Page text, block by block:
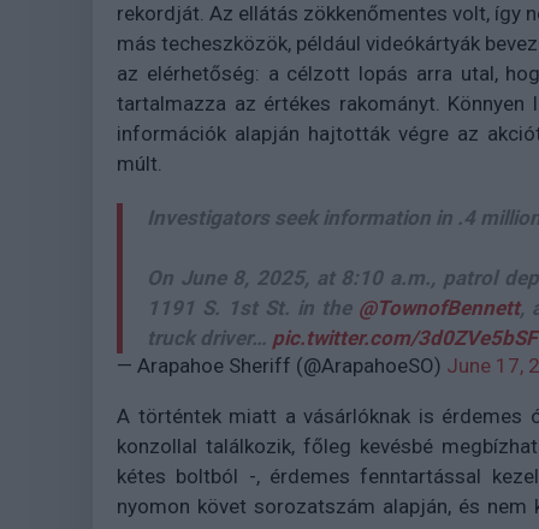
rekordját. Az ellátás zökkenőmentes volt, így
más techeszközök, például videókártyák
az elérhetőség: a célzott lopás arra utal,
tartalmazza az értékes rakományt.
információk alapján hajtották végre az
múlt.
Investigators seek information in .4
On June 8, 2025, at 8:10 a.m., patrol
1191 S. 1st St. in the @TownofBennett,
truck driver… pic.twitter.com/3d0ZVe5bSF
— Arapahoe Sheriff (@ArapahoeSO) June 17,
A történtek miatt a vásárlóknak is érdemes
konzollal találkozik, főleg kevésbé
kétes boltból -, érdemes fenntartással
nyomon követ sorozatszám alapján, és